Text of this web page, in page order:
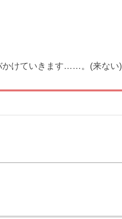
かけていきます……。(来ない)